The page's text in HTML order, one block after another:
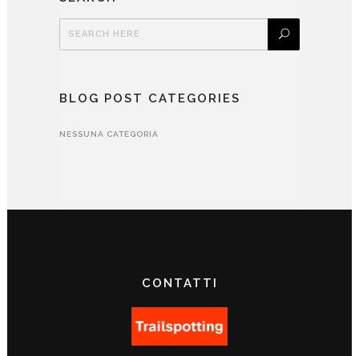
BLOG POST CATEGORIES
NESSUNA CATEGORIA
CONTATTI